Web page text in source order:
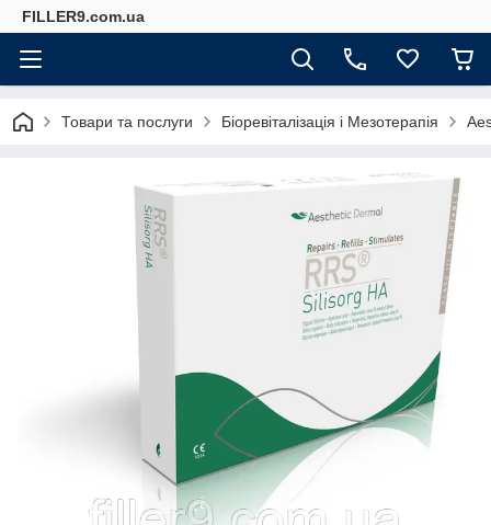
FILLER9.com.ua
Товари та послуги Біоревіталізація і Мезотерапія